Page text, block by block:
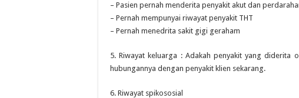
– Pasien pernah menderita penyakit akut dan
– Pernah mempunyai riwayat penyakit THT
– Pernah menedrita sakit gigi geraham
5. Riwayat keluarga : Adakah penyakit yang diderita
hubungannya dengan penyakit klien sekarang.
6. Riwayat spikososial